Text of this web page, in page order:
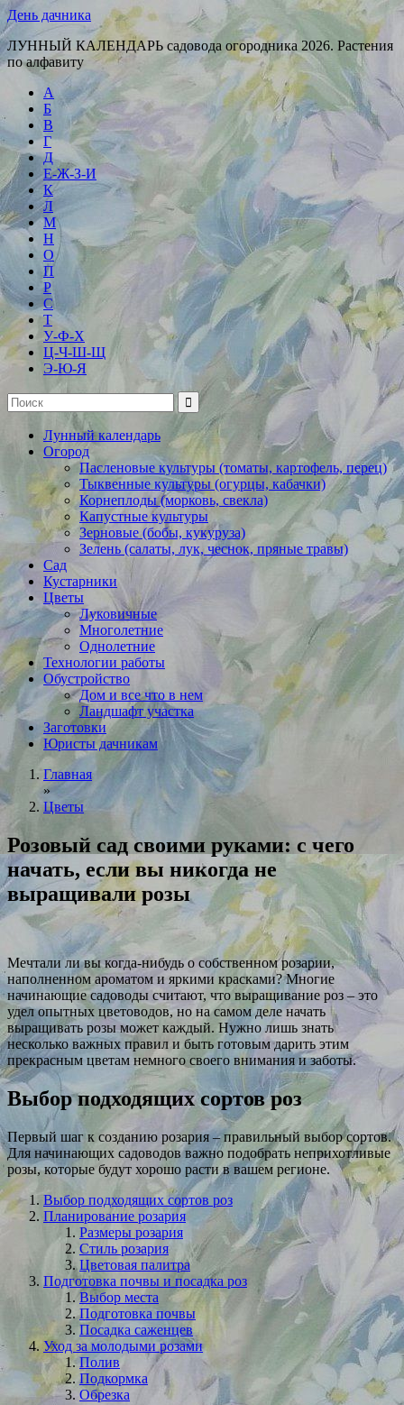
День дачника
ЛУННЫЙ КАЛЕНДАРЬ садовода огородника 2026. Растения
по алфавиту
А
Б
В
Г
Д
Е-Ж-З-И
К
Л
М
Н
О
П
Р
С
Т
У-Ф-Х
Ц-Ч-Ш-Щ
Э-Ю-Я
Лунный календарь
Огород
Пасленовые культуры (томаты, картофель, перец)
Тыквенные культуры (огурцы, кабачки)
Корнеплоды (морковь, свекла)
Капустные культуры
Зерновые (бобы, кукуруза)
Зелень (салаты, лук, чеснок, пряные травы)
Сад
Кустарники
Цветы
Луковичные
Многолетние
Однолетние
Технологии работы
Обустройство
Дом и все что в нем
Ландшафт участка
Заготовки
Юристы дачникам
Главная
»
Цветы
Розовый сад своими руками: с чего
начать, если вы никогда не
выращивали розы
Мечтали ли вы когда-нибудь о собственном розарии,
наполненном ароматом и яркими красками? Многие
начинающие садоводы считают, что выращивание роз – это
удел опытных цветоводов, но на самом деле начать
выращивать розы может каждый. Нужно лишь знать
несколько важных правил и быть готовым дарить этим
прекрасным цветам немного своего внимания и заботы.
Выбор подходящих сортов роз
Первый шаг к созданию розария – правильный выбор сортов.
Для начинающих садоводов важно подобрать неприхотливые
розы, которые будут хорошо расти в вашем регионе.
Выбор подходящих сортов роз
Планирование розария
Размеры розария
Стиль розария
Цветовая палитра
Подготовка почвы и посадка роз
Выбор места
Подготовка почвы
Посадка саженцев
Уход за молодыми розами
Полив
Подкормка
Обрезка